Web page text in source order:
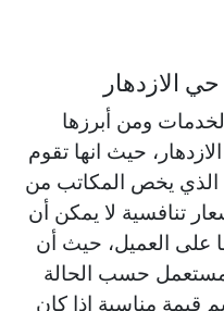
الازدهار
ومن أبرزها
حيث انها تقوم
الذي يخص المكاتب من
تنافسية لا يمكن أن
العميل، حيث أن
حسب الحالة
قيمة مناسبة إذا كان